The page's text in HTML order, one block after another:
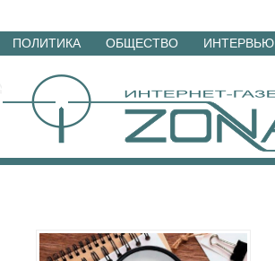
Перейти
материалам
ПОЛИТИКА ОБЩЕСТВО ИНТЕРВЬЮ